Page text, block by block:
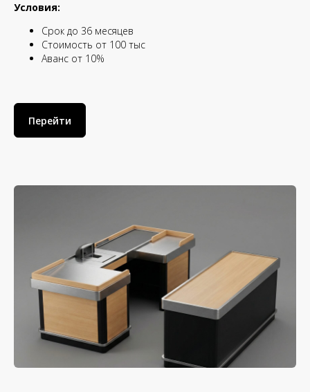
Условия:
Срок до 36 месяцев
Стоимость от 100 тыс
Аванс от 10%
Перейти